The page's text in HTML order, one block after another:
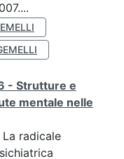
- Strutture e
mentale nelle
radicale